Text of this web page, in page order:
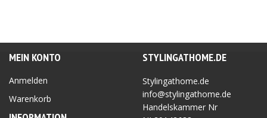
MEIN KONTO
Anmelden
Warenkorb
STYLINGATHOME.DE
Stylingathome.de
info@stylingathome.de
Handelskammer Nr